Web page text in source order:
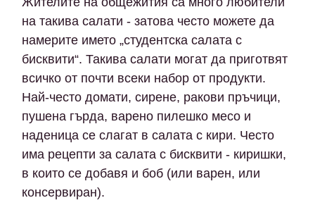
на такива салати - затова често можете да
намерите името „студентска салата с
бисквити“. Такива салати могат да приготвят
всичко от почти всеки набор от продукти.
Най-често домати, сирене, ракови пръчици,
пушена гърда, варено пилешко месо и
наденица се слагат в салата с кири. Често
има рецепти за салата с бисквити - киришки,
в които се добавя и боб (или варен, или
консервиран).